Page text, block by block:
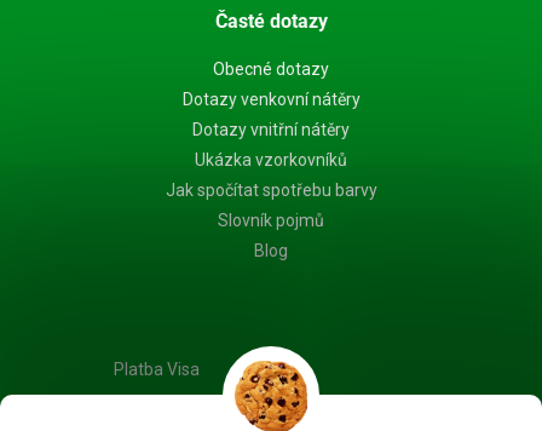
Časté dotazy
Obecné dotazy
Dotazy venkovní nátěry
Dotazy vnitřní nátěry
Ukázka vzorkovníků
Jak spočítat spotřebu barvy
Slovník pojmů
Blog
Platba Visa